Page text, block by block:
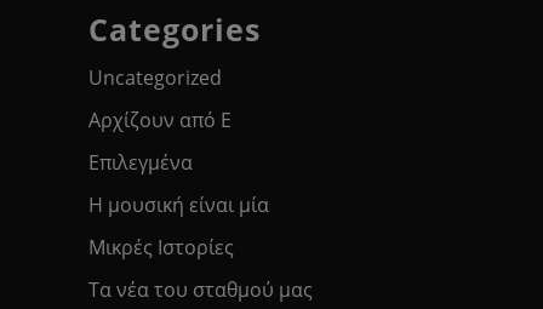
Categories
Uncategorized
Αρχίζουν από Ε
Επιλεγμένα
Η μουσική είναι μία
Μικρές Ιστορίες
Τα νέα του σταθμού μας